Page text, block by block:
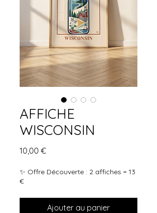
AFFICHE
WISCONSIN
10,00 €Prix
✨ Offre Découverte : 2 affiches = 13
€
Ajouter au panier